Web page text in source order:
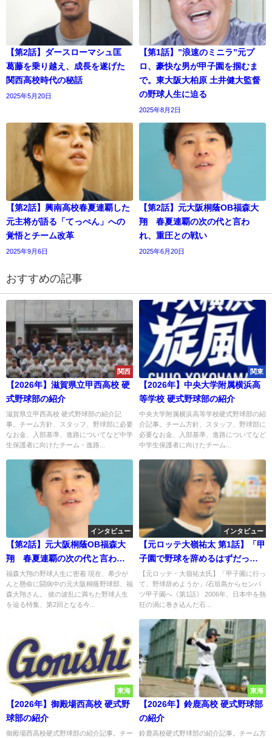
【第2話】ダースローマシュ匡
葛藤を乗り越え、成長を遂げた
関西高校時代の秘話
2025年5月20日
【第1話】”浪速のミニラ”元プ
ロ、豪快な男が甲子園を掴むま
で。東大阪大柏原 土井健大監督
の野球人生に迫る
2025年8月2日
【第2話】興南高校春夏連覇した
元主将が語る「てっぺん」への
覚悟とチーム改革
2025年9月6日
【第2話】元大阪桐蔭OB福森大
翔 春夏連覇の次の代と言わ
れ、重圧との戦い
2025年6月20日
おすすめの記事
関西
【2026年】滋賀県立甲西高校 硬
式野球部の紹介
滋賀県立甲西高校 硬式野球部の紹介記
事。チーム方針、スタッフ、野球部に必要
なお金、入部基準、進路についてなど中学
生保護者に向けたチーム・進路...
関東
【2026年】中央大学附属横浜高
等学校 硬式野球部の紹介
中央大学附属横浜高等学校硬式野球部の紹
介記事。チーム方針、スタッフ、野球部に
必要なお金、入部基準、進路についてなど
中学生保護者に向けたチーム...
インタビュー
【第2話】元大阪桐蔭OB福森大
翔 春夏連覇の次の代と言わ
れ、重圧との戦い
福森大翔の野球人生に密着 現在、希少が
んと懸命に闘病中の元大阪桐蔭野球部、福
森大翔さん。 彼の波乱に満ちた野球人生
を辿る特集、第2回となる今...
インタビュー
【元ロッテ大嶺祐太 第1話】「甲
子園で野球を辞めるはずだっ
た」石垣島のスターが明かす、
ロッテドラフト1位指名の裏側と
横浜高校戦への執念
【元ロッテ・大嶺祐太氏】「甲子園に行っ
て、野球辞めようか」/石垣島からセンバ
ツ甲子園へ《第1話》 2006年、日本中を熱
狂の渦に巻き込んだ石...
東海
【2026年】御殿場西高校 硬式野
球部の紹介
御殿場西高校硬式野球部の紹介記事。チー
東海
【2026年】鈴鹿高校 硬式野球部
の紹介
鈴鹿高校硬式野球部の紹介記事。チーム方